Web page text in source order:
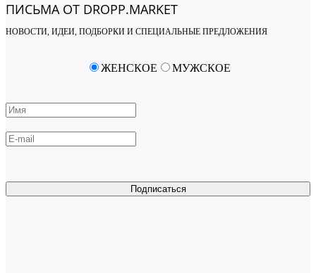
ПИСЬМА ОТ DROPP.MARKET
НОВОСТИ, ИДЕИ, ПОДБОРКИ И СПЕЦИАЛЬНЫЕ ПРЕДЛОЖЕНИЯ
Подписаться
ЖЕНСКОЕ МУЖСКОЕ